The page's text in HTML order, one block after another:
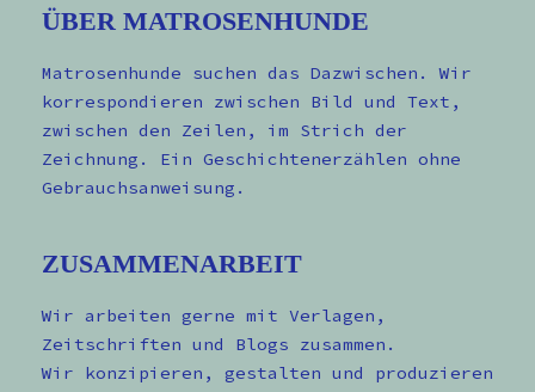
ÜBER MATROSENHUNDE
Matrosenhunde suchen das Dazwischen. Wir
korrespondieren zwischen Bild und Text,
zwischen den Zeilen, im Strich der
Zeichnung. Ein Geschichtenerzählen ohne
Gebrauchsanweisung.
ZUSAMMENARBEIT
Wir arbeiten gerne mit Verlagen,
Zeitschriften und Blogs zusammen.
Wir konzipieren, gestalten und produzieren